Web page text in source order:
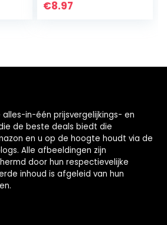
, draagbare
€8.97
in-één prijsvergelijkings- en
de beste deals biedt die
en u op de hoogte houdt via de
Alle afbeeldingen zijn
door hun respectievelijke
inhoud is afgeleid van hun